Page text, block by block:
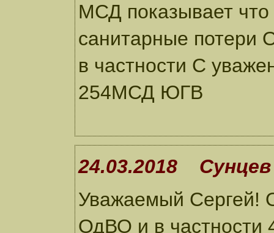
МСД показывает что
санитарные потери
в частности С
254МСД ЮГВ
24.03.2018
Уважаемый Сергей!
ОдВО и в частности